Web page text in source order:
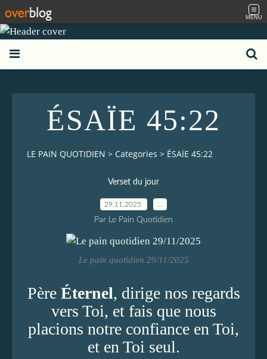
MENU
ÉSAÏE 45:22
LE PAIN QUOTIDIEN > Categories > ÉSAÏE 45:22
Verset du jour
29.11.2025
Par Le Pain Quotidien
Le pain quotidien 29/11/2025
Père Éternel, dirige nos regards
vers Toi, et fais que nous
placions notre confiance en Toi,
et en Toi seul.